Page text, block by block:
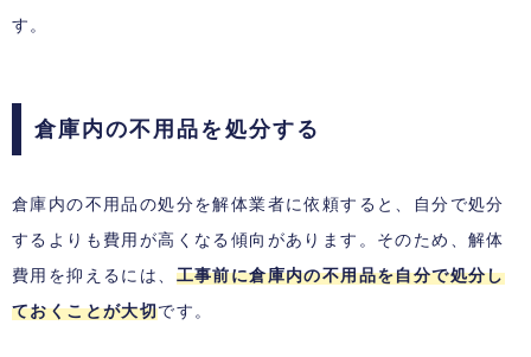
す。
倉庫内の不用品を処分する
倉庫内の不用品の処分を解体業者に依頼すると、自分で処分
するよりも費用が高くなる傾向があります。そのため、解体
費用を抑えるには、 工事前に倉庫内の不用品を自分で処分し
ておくことが大切です。